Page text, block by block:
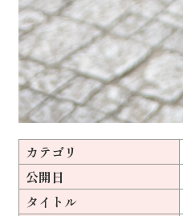
カテゴリ
公開日
タイトル